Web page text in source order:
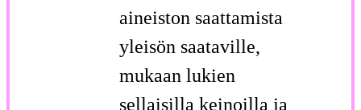
aineiston saattamista
yleisön saataville,
mukaan lukien
sellaisilla keinoilla ja